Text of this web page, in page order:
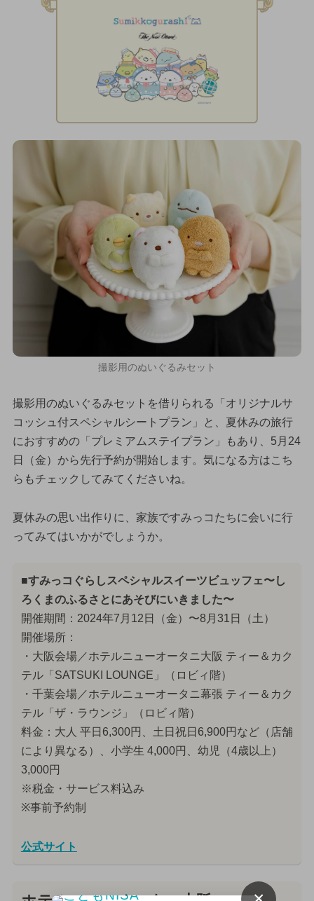
撮影用のぬいぐるみセット
撮影用のぬいぐるみセットを借りられる「オリジナルサ
コッシュ付スペシャルシートプラン」と、夏休みの旅行
におすすめの「プレミアムステイプラン」もあり、5月24
日（金）から先行予約が開始します。気になる方はこち
らもチェックしてみてくださいね。
夏休みの思い出作りに、家族ですみっコたちに会いに行
ってみてはいかがでしょうか。
■すみっコぐらしスペシャルスイーツビュッフェ〜し
ろくまのふるさとにあそびにいきました〜
開催期間：2024年7月12日（金）〜8月31日（土）
開催場所：
・大阪会場／ホテルニューオータニ大阪 ティー＆カク
テル「SATSUKI LOUNGE」（ロビィ階）
・千葉会場／ホテルニューオータニ幕張 ティー＆カク
テル「ザ・ラウンジ」（ロビィ階）
料金：大人 平日6,300円、土日祝日6,900円など（店舗
により異なる）、小学生 4,000円、幼児（4歳以上）
3,000円
※税金・サービス料込み
※事前予約制
公式サイト